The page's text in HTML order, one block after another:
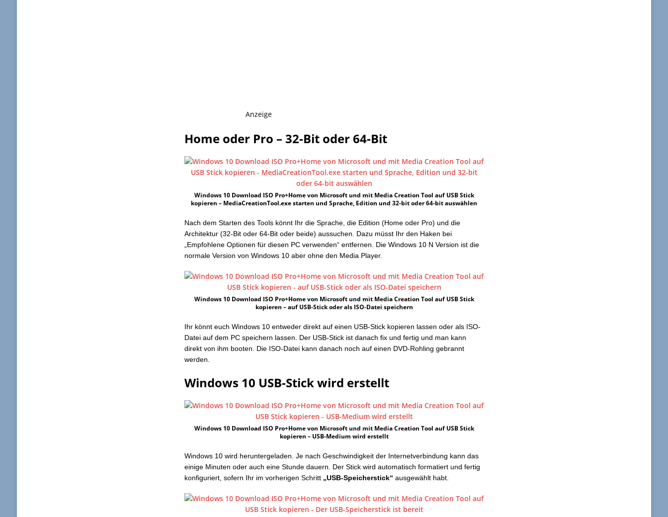
Anzeige
Home oder Pro – 32-Bit oder 64-Bit
Windows 10 Download ISO Pro+Home von Microsoft und mit Media Creation Tool auf USB Stick
kopieren – MediaCreationTool.exe starten und Sprache, Edition und 32-bit oder 64-bit auswählen
Nach dem Starten des Tools könnt Ihr die Sprache, die Edition (Home oder Pro) und die
Architektur (32-Bit oder 64-Bit oder beide) aussuchen. Dazu müsst Ihr den Haken bei
„Empfohlene Optionen für diesen PC verwenden“ entfernen. Die Windows 10 N Version ist die
normale Version von Windows 10 aber ohne den Media Player.
Windows 10 Download ISO Pro+Home von Microsoft und mit Media Creation Tool auf USB Stick
kopieren – auf USB-Stick oder als ISO-Datei speichern
Ihr könnt euch Windows 10 entweder direkt auf einen USB-Stick kopieren lassen oder als ISO-
Datei auf dem PC speichern lassen. Der USB-Stick ist danach fix und fertig und man kann
direkt von ihm booten. Die ISO-Datei kann danach noch auf einen DVD-Rohling gebrannt
werden.
Windows 10 USB-Stick wird erstellt
Windows 10 Download ISO Pro+Home von Microsoft und mit Media Creation Tool auf USB Stick
kopieren – USB-Medium wird erstellt
Windows 10 wird heruntergeladen. Je nach Geschwindigkeit der Internetverbindung kann das
einige Minuten oder auch eine Stunde dauern. Der Stick wird automatisch formatiert und fertig
konfiguriert, sofern Ihr im vorherigen Schritt „USB-Speicherstick“ ausgewählt habt.